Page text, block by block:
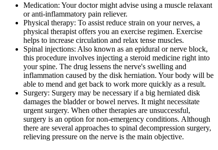
Medication: Your doctor might advise using a muscle relaxant
or anti-inflammatory pain reliever.
Physical therapy: To assist reduce strain on your nerves, a
physical therapist offers you an exercise regimen. Exercise
helps to increase circulation and relax tense muscles.
Spinal injections: Also known as an epidural or nerve block,
this procedure involves injecting a steroid medicine right into
your spine. The drug lessens the nerve's swelling and
inflammation caused by the disk herniation. Your body will be
able to mend and get back to work more quickly as a result.
Surgery: Surgery may be necessary if a big herniated disk
damages the bladder or bowel nerves. It might necessitate
urgent surgery. When other therapies are unsuccessful,
surgery is an option for non-emergency conditions. Although
there are several approaches to spinal decompression surgery,
relieving pressure on the nerve is the main objective.